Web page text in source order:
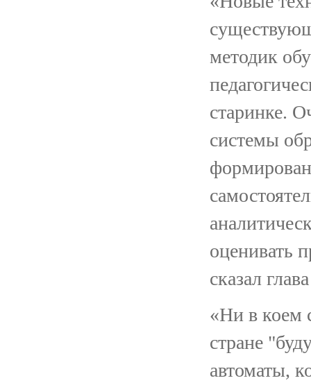
методик
старинке.
системы
оценивать
сказал
«Ни в коем
стране
автоматы,